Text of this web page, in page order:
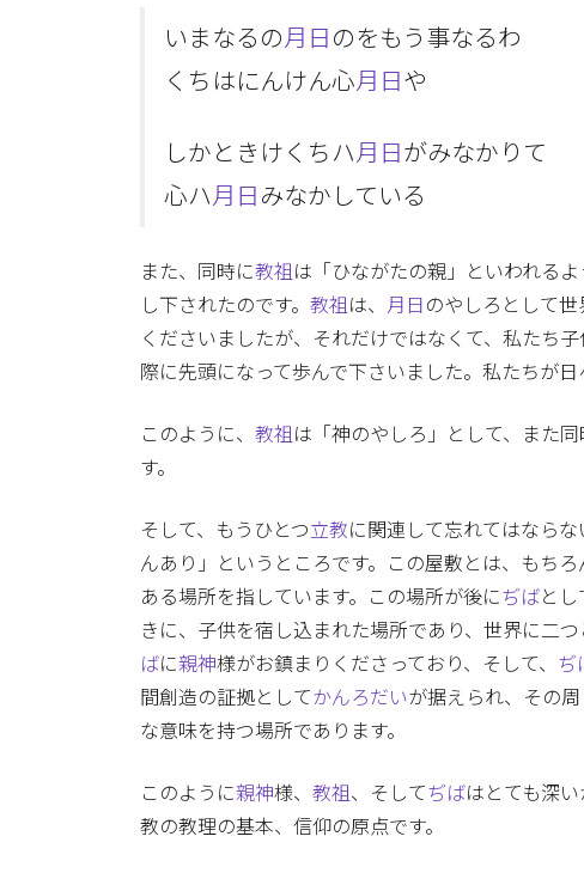
いまなるの月日 のをもう事なるわ
くちはにんけん心月日や
しかときけくちハ月日がみなかりて
心ハ月日 みなかしている
また、同時に教祖 は「ひながたの親」といわれる
し下されたのです。 教祖 は、 月日 のやしろとして
くださいましたが、それだけではなくて、私たち
際に先頭になって歩んで下さいました。私たちが
このように、 教祖 は「神のやしろ」として、また
す。
そして、もうひとつ立教に関連して忘れてはなら
んあり」というところです。この屋敷とは、もちろ
ある場所を指しています。この場所が後にぢばと
きに、子供を宿し込まれた場所であり、世界に二
ばに親神様がお鎮まりくださっており、そして、 ぢ
間創造の証拠としてかんろだいが据えられ、その
な意味を持つ場所であります。
このように親神様、 教祖、そしてぢばはとても深
教の教理の基本、信仰の原点です。